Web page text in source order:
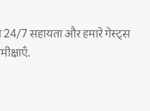
7 सहायता और हमारे गेस्ट्स